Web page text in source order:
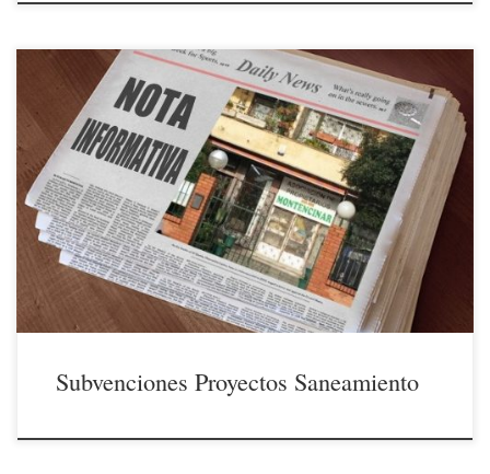
12/04/2021 A finales del pasado mes de marzo de 2021 el Consejo de
Ministros, a iniciativa del Ministerio para la Transición Ecológica y el
Reto Demográfico, aprobó el reparto territorial de fondos en forma de
subvenciones de los cuales 100 millones de euros se destinan a
financiar proyectos en materia […]
Subvenciones Proyectos Saneamiento